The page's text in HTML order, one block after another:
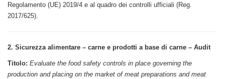
Regolamento (UE) 2019/4 e al quadro dei controlli ufficiali (Reg.
2017/625).
2. Sicurezza alimentare – carne e prodotti a base di carne – Audit
Titolo: Evaluate the food safety controls in place governing the
production and placing on the market of meat preparations and meat